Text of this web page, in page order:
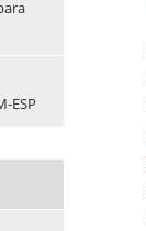
ESP